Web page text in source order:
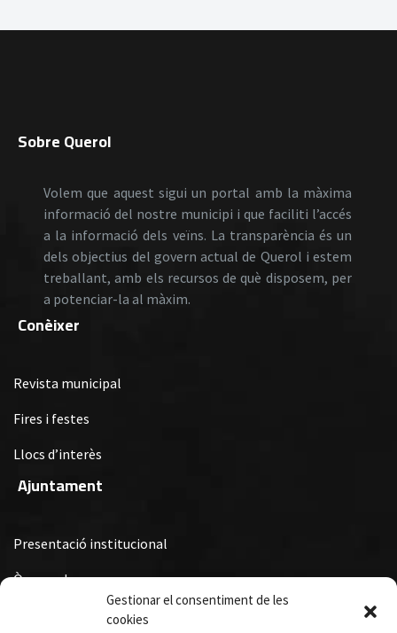
Gestionar el consentiment de les
cookies
Sobre Querol
Volem que aquest sigui un portal amb la màxima
informació del nostre municipi i que faciliti l’accés
a la informació dels veïns. La transparència és un
dels objectius del govern actual de Querol i estem
treballant, amb els recursos de què disposem, per
a potenciar-la al màxim.
Conèixer
Revista municipal
Fires i festes
Llocs d’interès
Ajuntament
Presentació institucional
Òrgans de govern
Ordenances Fiscals, Ordenances i Reglaments i Subvencions i